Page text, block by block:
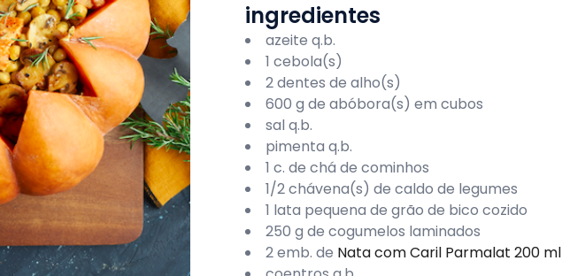
ingredientes
azeite q.b.
1 cebola(s)
2 dentes de alho(s)
600 g de abóbora(s) em cubos
sal q.b.
pimenta q.b.
1 c. de chá de cominhos
1/2 chávena(s) de caldo de legumes
1 lata pequena de grão de bico cozido
250 g de cogumelos laminados
2 emb. de Nata com Caril Parmalat 200 ml